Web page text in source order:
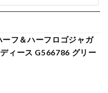
フ＆ハーフロゴジャガ
ィース G566786 グリー